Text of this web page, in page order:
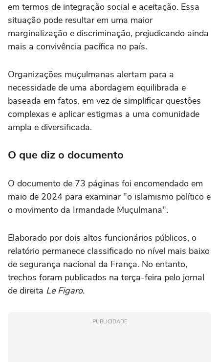
em termos de integração social e aceitação. Essa
situação pode resultar em uma maior
marginalização e discriminação, prejudicando ainda
mais a convivência pacífica no país.
Organizações muçulmanas alertam para a
necessidade de uma abordagem equilibrada e
baseada em fatos, em vez de simplificar questões
complexas e aplicar estigmas a uma comunidade
ampla e diversificada.
O que diz o documento
O documento de 73 páginas foi encomendado em
maio de 2024 para examinar "o islamismo político e
o movimento da Irmandade Muçulmana".
Elaborado por dois altos funcionários públicos, o
relatório permanece classificado no nível mais baixo
de segurança nacional da França. No entanto,
trechos foram publicados na terça-feira pelo jornal
de direita Le Figaro.
PUBLICIDADE